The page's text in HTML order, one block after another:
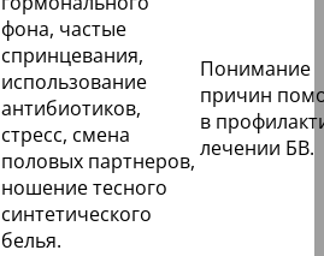
фона, частые
спринцевания,
использование
антибиотиков,
стресс, смена
половых партнеров,
ношение тесного
синтетического
белья.
Понимание
причин
в
лечении БВ.